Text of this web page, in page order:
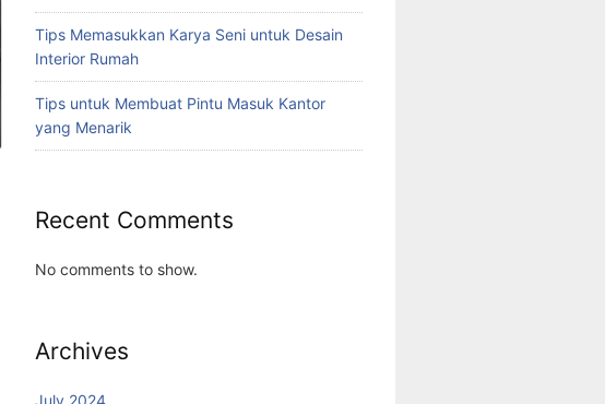
Tips Memasukkan Karya Seni untuk Desain
Interior Rumah
Tips untuk Membuat Pintu Masuk Kantor
yang Menarik
Recent Comments
No comments to show.
Archives
July 2024